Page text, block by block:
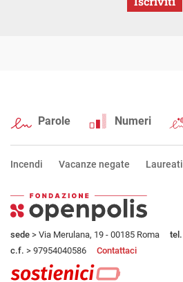
Parole Numeri
Incendi Vacanze negate Laureati
sede > Via Merulana, 19 - 00185 Roma tel.
c.f. > 97954040586 Contattaci